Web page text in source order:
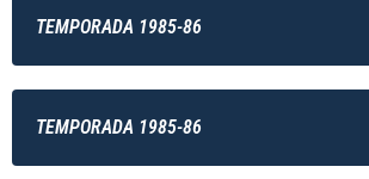
TEMPORADA 1985-86
TEMPORADA 1985-86